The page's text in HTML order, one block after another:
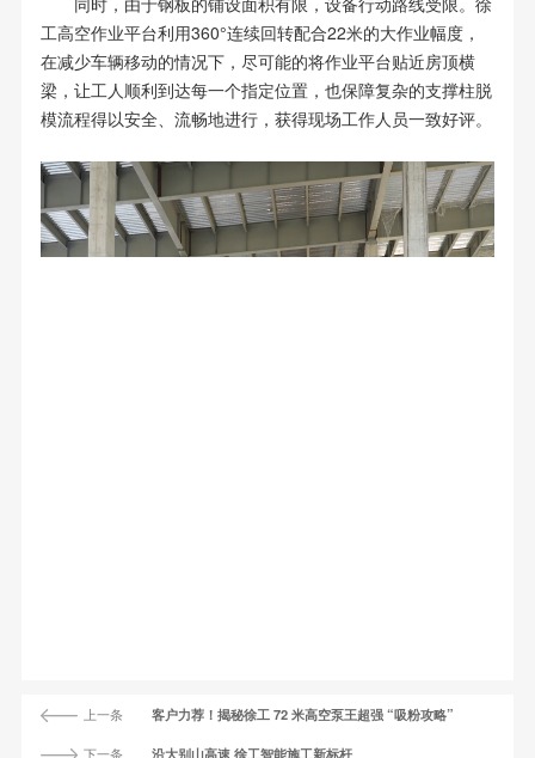
工高空作业平台利用360°连续回转配合22米的大作业幅度，
在减少车辆移动的情况下，尽可能的将作业平台贴近房顶横
梁，让工人顺利到达每一个指定位置，也保障复杂的支撑柱脱
模流程得以安全、流畅地进行，获得现场工作人员一致好评。
上一条 客户力荐！揭秘徐工 72 米高空泵王超强 “吸粉攻略”
下一条 沿大别山高速 徐工智能施工新标杆